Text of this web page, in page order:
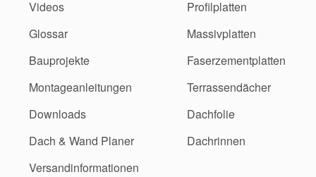
Videos
Glossar
Bauprojekte
Montageanleitungen
Downloads
Dach & Wand Planer
Versandinformationen
Profilplatten
Massivplatten
Faserzementplatten
Terrassendächer
Dachfolie
Dachrinnen